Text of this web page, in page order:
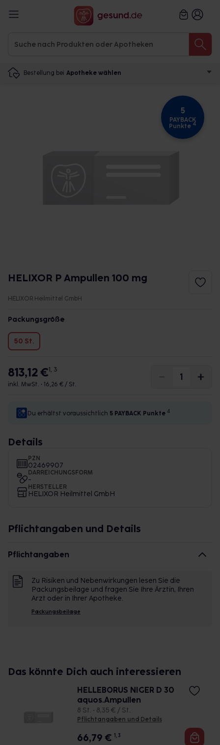
Bestellung bei Apotheke wählen
5
PAYBACK
Punkte 4
HELIXOR P Ampullen 100 mg
HELIXOR Heilmittel GmbH
Packungsgröße
50 St.
813,12 €1, 3
inkl. MwSt. • 16,26 € / St.
Du erhältst voraussichtlich 5 PAYBACK Punkte 4
Details
PZN
02469907
DARREICHUNGSFORM
-
HERSTELLER
HELIXOR Heilmittel GmbH
Pflichtangaben und Details
Pflichtangaben
Zu Risiken und Nebenwirkungen lesen Sie die
Packungsbeilage und fragen Sie Ihre Ärztin, Ihren
Arzt oder in Ihrer Apotheke.
Packungsbeilage
Das könnte Dich auch interessieren
HELLEBORUS NIGER D 30
aquos.Ampullen
8 St. • 8,35 € / St.
Pflichtangaben und Details
66,79 € 1, 3